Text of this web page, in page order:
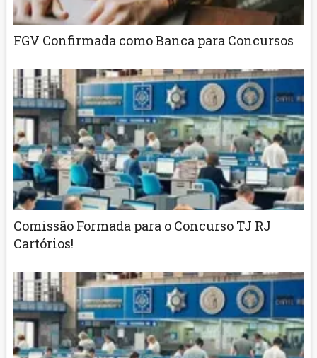
FGV Confirmada como Banca para Concursos
Comissão Formada para o Concurso TJ RJ
Cartórios!